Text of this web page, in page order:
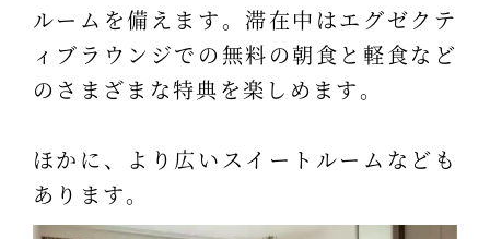
ルームを備えます。滞在中はエグゼクテ
ィブラウンジでの無料の朝食と軽食など
のさまざまな特典を楽しめます。
ほかに、より広いスイートルームなども
あります。